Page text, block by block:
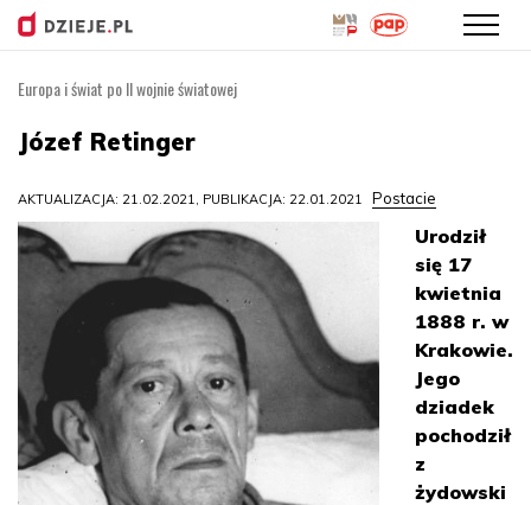
Europa i świat po II wojnie światowej
Józef Retinger
AKTUALIZACJA: 21.02.2021, PUBLIKACJA: 22.01.2021 Postacie
Urodził
się 17
kwietnia
1888 r. w
Krakowie.
Jego
dziadek
pochodził
z
żydowski